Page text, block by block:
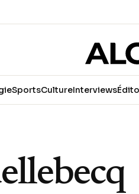
SportsCultureInterviewsÉdito